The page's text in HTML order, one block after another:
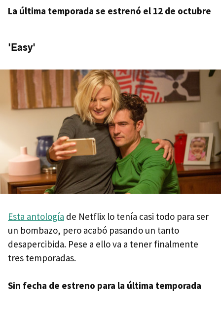
La última temporada se estrenó el 12 de octubre
'Easy'
Esta antología de Netflix lo tenía casi todo para ser
un bombazo, pero acabó pasando un tanto
desapercibida. Pese a ello va a tener finalmente
tres temporadas.
Sin fecha de estreno para la última temporada